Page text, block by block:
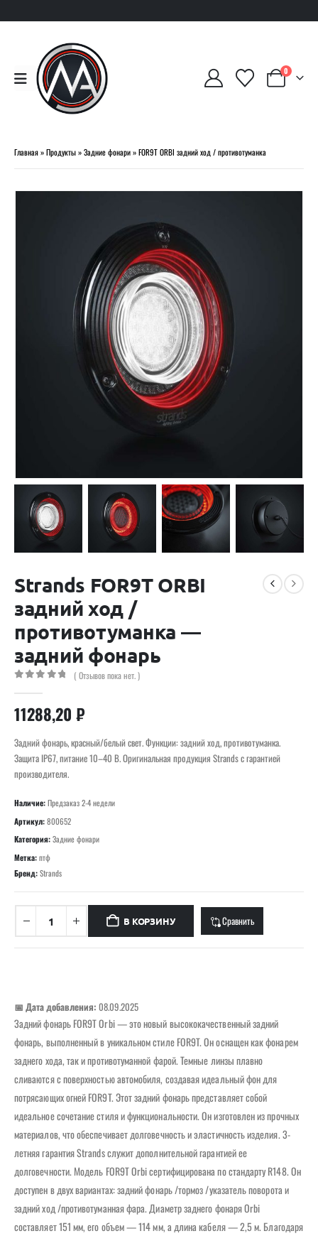
0
Главная»Продукты»Задние фонари»FOR9T ORBI задний ход / противотуманка
Strands FOR9T ORBI
задний ход /
противотуманка —
задний фонарь
( Отзывов пока нет. )
11288,20 ₽
Задний фонарь, красный/белый свет. Функции: задний ход, противотуманка.
Защита IP67, питание 10–40 В. Оригинальная продукция Strands с гарантией
производителя.
Наличие:Предзаказ 2-4 недели
Артикул:800652
Категория:Задние фонари
Метка:птф
Бренд:Strands
В КОРЗИНУ Сравнить
📅 Дата добавления: 08.09.2025
Задний фонарь FOR9T Orbi — это новый высококачественный задний
фонарь, выполненный в уникальном стиле FOR9T. Он оснащен как фонарем
заднего хода, так и противотуманной фарой. Темные линзы плавно
сливаются с поверхностью автомобиля, создавая идеальный фон для
потрясающих огней FOR9T. Этот задний фонарь представляет собой
идеальное сочетание стиля и функциональности. Он изготовлен из прочных
материалов, что обеспечивает долговечность и эластичность изделия. 3-
летняя гарантия Strands служит дополнительной гарантией ее
долговечности. Модель FOR9T Orbi сертифицирована по стандарту R148. Он
доступен в двух вариантах: задний фонарь /тормоз /указатель поворота и
задний ход /противотуманная фара. Диаметр заднего фонаря Orbi
составляет 151 мм, его объем — 114 мм, а длина кабеля — 2,5 м. Благодаря